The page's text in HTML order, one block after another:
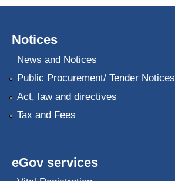
Notices
News and Notices
Public Procurement/ Tender Notices
Act, law and directives
Tax and Fees
eGov services